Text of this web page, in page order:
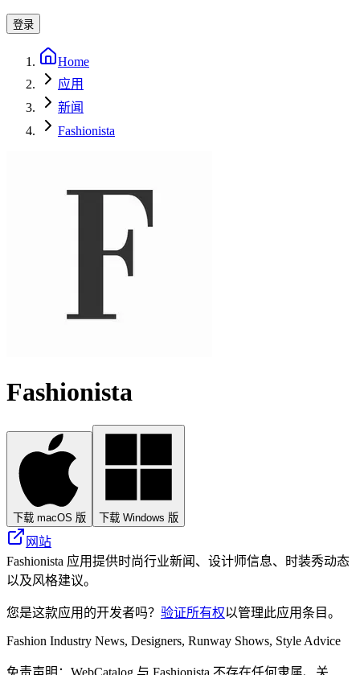
登录
Home
应用
新闻
Fashionista
Fashionista
下载 macOS 版 下载 Windows 版
网站
Fashionista 应用提供时尚行业新闻、设计师信息、时装秀动态
以及风格建议。
您是这款应用的开发者吗？ 验证所有权以管理此应用条目。
Fashion Industry News, Designers, Runway Shows, Style Advice
免责声明：WebCatalog 与 Fashionista 不存在任何隶属、关